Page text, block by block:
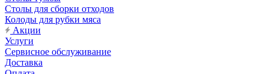
Столы для сборки отходов
Колоды для рубки мяса
Акции
Услуги
Сервисное обслуживание
Доставка